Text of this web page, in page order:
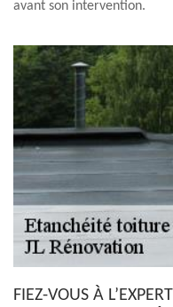
avant son intervention.
FIEZ-VOUS À